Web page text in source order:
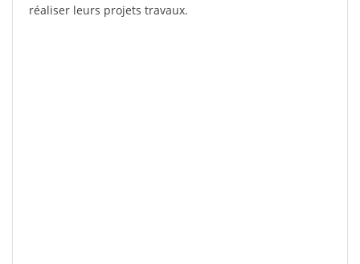
réaliser leurs projets travaux.